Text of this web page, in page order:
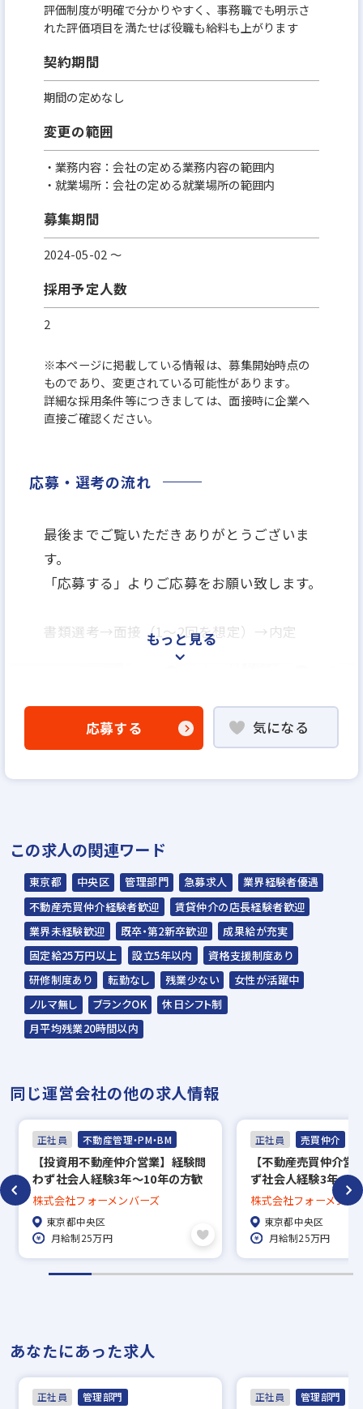
評価制度が明確で分かりやすく、事務職でも明示さ
れた評価項目を満たせば役職も給料も上がります
契約期間
期間の定めなし
変更の範囲
・業務内容：会社の定める業務内容の範囲内
・就業場所：会社の定める就業場所の範囲内
募集期間
2024-05-02 〜
採用予定人数
2
※本ページに掲載している情報は、募集開始時点の
ものであり、変更されている可能性があります。
詳細な採用条件等につきましては、面接時に企業へ
直接ご確認ください。
応募・選考の流れ
最後までご覧いただきありがとうございま
す。
「応募する」よりご応募をお願い致します。
書類選考→面接（1～2回を想定）→内定
もっと見る
応募する 気になる
この求人の関連ワード
東京都 中央区 管理部門 急募求人
業界経験者優遇
不動産売買仲介経験者歓迎
賃貸仲介の店長経験者歓迎
業界未経験歓迎
既卒・第2新卒歓迎
成果給が充実
固定給25万円以上
設立5年以内
資格支援制度あり
研修制度あり
転勤なし 残業少ない
女性が活躍中
ノルマ無し
ブランクOK
休日シフト制
月平均残業20時間以内
同じ運営会社の他の求人情報
正社員 不動産管理・PM・BM
【投資用不動産仲介営業】経験問
わず社会人経験3年～10年の方歓
迎/人物重視
株式会社フォーメンバーズ
東京都中央区
月給制25万円
正社員 売買仲介
【不動産売買仲介営
ず社会人経験3年～
人物重視です
株式会社フォーメンバ
東京都中央区
月給制25万円
あなたにあった求人
正社員 管理部門 正社員 管理部門